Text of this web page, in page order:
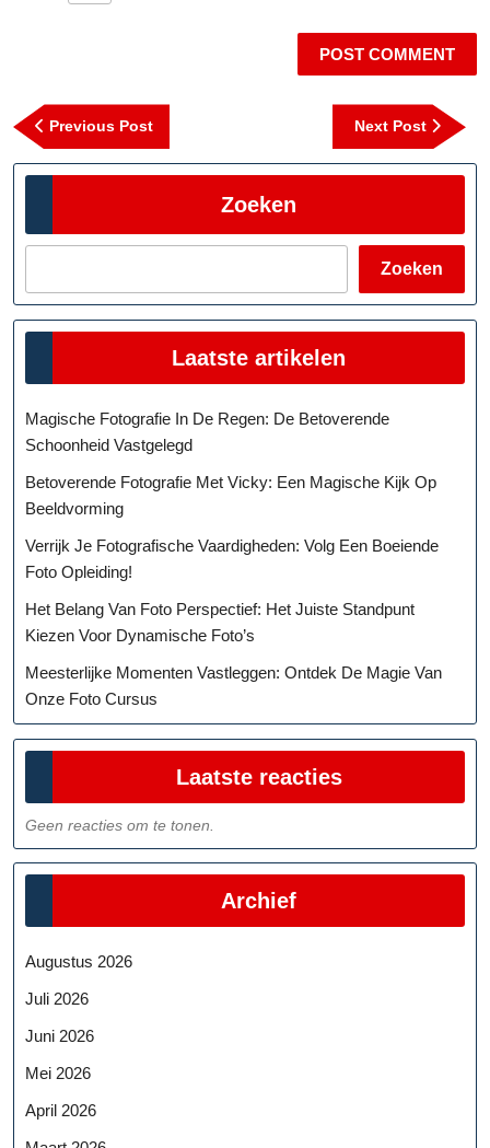
Berichtnavigatie
Previous PostPrevious
Post
Next Post
Next
Post
Zoeken
Zoeken
Laatste artikelen
Magische Fotografie In De Regen: De Betoverende
Schoonheid Vastgelegd
Betoverende Fotografie Met Vicky: Een Magische Kijk Op
Beeldvorming
Verrijk Je Fotografische Vaardigheden: Volg Een Boeiende
Foto Opleiding!
Het Belang Van Foto Perspectief: Het Juiste Standpunt
Kiezen Voor Dynamische Foto’s
Meesterlijke Momenten Vastleggen: Ontdek De Magie Van
Onze Foto Cursus
Laatste reacties
Geen reacties om te tonen.
Archief
Augustus 2026
Juli 2026
Juni 2026
Mei 2026
April 2026